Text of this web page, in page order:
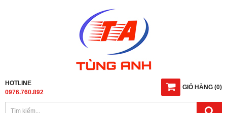
GIỎ HÀNG (0)
HOTLINE
0976.760.892